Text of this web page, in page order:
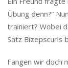
Übung denn?”
trainiert? Wobei
Satz Bizepscurls
Fangen wir doch